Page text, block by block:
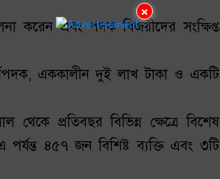
×
করেন এবং পদক বিজয়ীদের সংক্ষিপ্ত
এককালীন দুই লাখ টাকা ও একটি
প্রতিবছর বিভিন্ন ক্ষেত্রে বিশেষ
৪৫৭ জন বিশিষ্ট ব্যক্তি এবং ৩টি